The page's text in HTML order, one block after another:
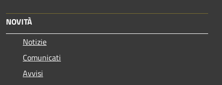
NOVITÀ
Notizie
Comunicati
Avvisi